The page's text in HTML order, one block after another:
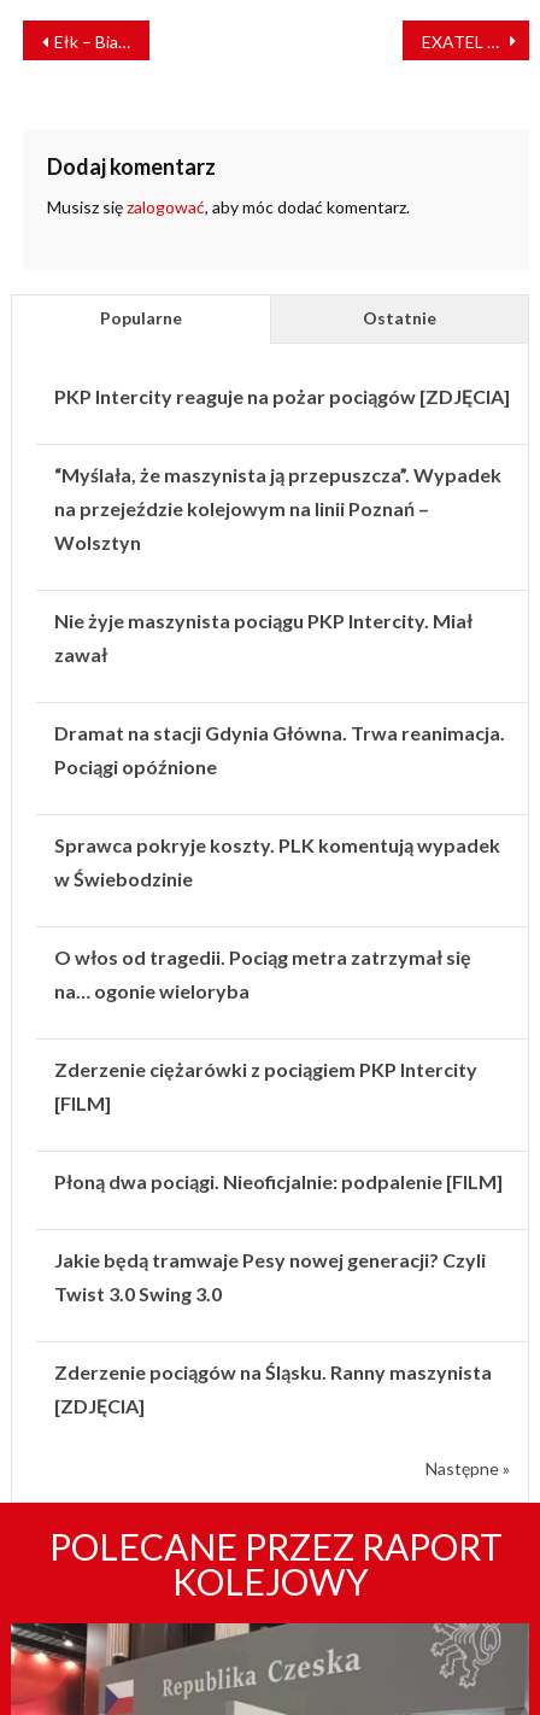
NAWIGACJA
WPISU
Ełk – Białystok opóźniony 212 min. Jak wygląda aktualna sytuacja na torach? EXATEL częścią prestiżowej organizacji Open Networking Foundation
Dodaj komentarz
Musisz sięzalogować, aby móc dodać komentarz.
Popularne Ostatnie
PKP Intercity reaguje na pożar pociągów [ZDJĘCIA]
“Myślała, że maszynista ją przepuszcza”. Wypadek
na przejeździe kolejowym na linii Poznań –
Wolsztyn
Nie żyje maszynista pociągu PKP Intercity. Miał
zawał
Dramat na stacji Gdynia Główna. Trwa reanimacja.
Pociągi opóźnione
Sprawca pokryje koszty. PLK komentują wypadek
w Świebodzinie
O włos od tragedii. Pociąg metra zatrzymał się
na… ogonie wieloryba
Zderzenie ciężarówki z pociągiem PKP Intercity
[FILM]
Płoną dwa pociągi. Nieoficjalnie: podpalenie [FILM]
Jakie będą tramwaje Pesy nowej generacji? Czyli
Twist 3.0 Swing 3.0
Zderzenie pociągów na Śląsku. Ranny maszynista
[ZDJĘCIA]
Następne »
POLECANE PRZEZ RAPORT
KOLEJOWY